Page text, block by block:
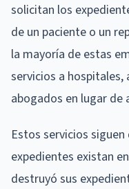
solicitan los
de un paciente o un
la mayoría de estas
servicios a
abogados en lugar de
Estos servicios
expedientes existan
destruyó sus